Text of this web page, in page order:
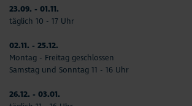
23.09. - 01.11.
täglich 10 - 17 Uhr
02.11. - 25.12.
Montag - Freitag geschlossen
Samstag und Sonntag 11 - 16 Uhr
26.12. - 03.01.